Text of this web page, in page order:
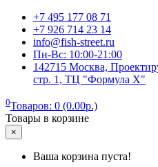
+7 495 177 08 71
+7 926 714 23 14
info@fish-street.ru
Пн-Вс: 10:00-21:00
142715 Москва,
стр. 1, ТЦ "Формула X"
0Товаров: 0 (0.00р.)
Товары в корзине
×
Ваша корзина пуста!